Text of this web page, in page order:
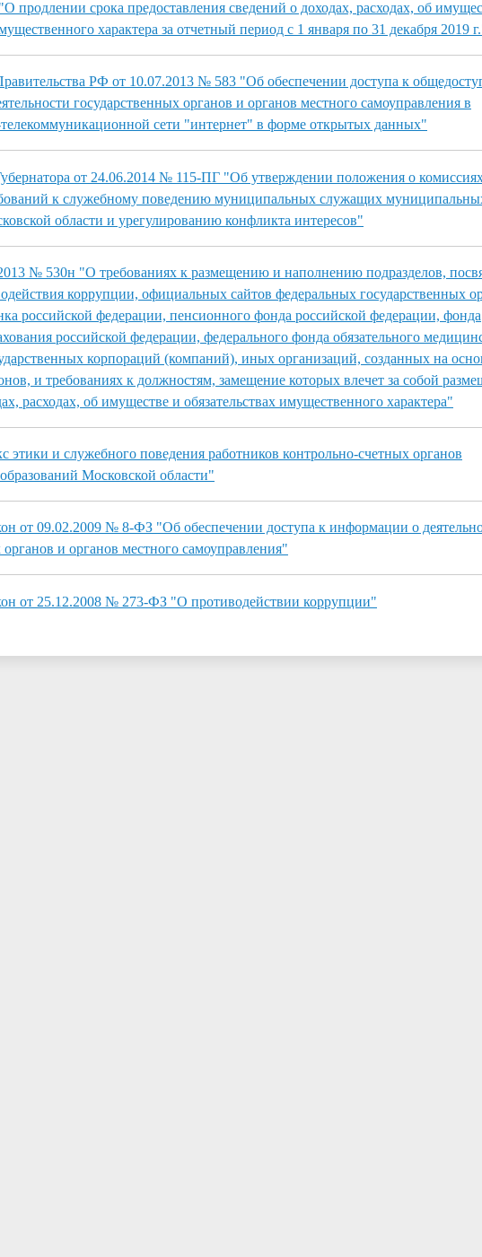
продлении срока предоставления сведений о доходах, расходах, об
характера за отчетный период с 1 января по 31 декабря 2019
РФ от 10.07.2013 № 583 "Об обеспечении доступа к
государственных органов и органов местного самоуправления в
сети "интернет" в форме открытых данных"
от 24.06.2014 № 115-ПГ "Об утверждении положения о
к служебному поведению муниципальных служащих
области и урегулированию конфликта интересов"
№ 530н "О требованиях к размещению и наполнению подразделов,
коррупции, официальных сайтов федеральных государственных
российской федерации, пенсионного фонда российской федерации, фонда
российской федерации, федерального фонда обязательного
корпораций (компаний), иных организаций, созданных на
и требованиях к должностям, замещение которых влечет за собой
расходах, об имуществе и обязательствах имущественного характера"
этики и служебного поведения работников контрольно-счетных органов
Московской области"
от 09.02.2009 № 8-ФЗ "Об обеспечении доступа к информации о
органов и органов местного самоуправления"
от 25.12.2008 № 273-ФЗ "О противодействии коррупции"